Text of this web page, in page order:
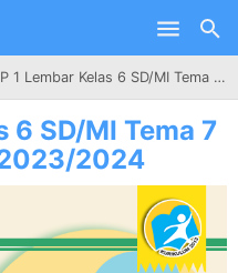
content
Lembar Kelas 6 SD/MI Tema 7 Edisi Revisi Tahun 2023/2024
6 SD/MI Tema 7
2024